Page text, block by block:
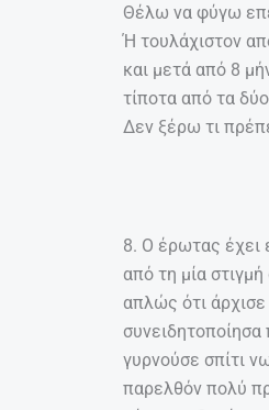
Θέλω να φύγω
Ή τουλάχιστον
και μετά από 8
τίποτα από τα
Δεν ξέρω τι
8. Ο έρωτας έχει
από τη μία
απλώς ότι
γυρνούσε σπίτι
παρελθόν πολύ